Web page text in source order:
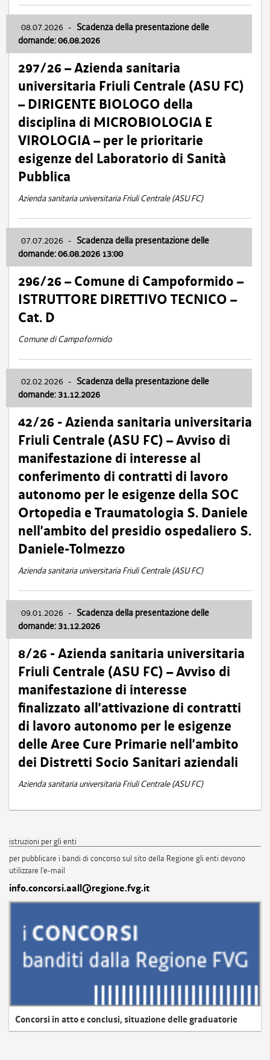
08.07.2026 - Scadenza della presentazione delle
domande: 06.08.2026
297/26 – Azienda sanitaria
universitaria Friuli Centrale (ASU FC)
– DIRIGENTE BIOLOGO della
disciplina di MICROBIOLOGIA E
VIROLOGIA – per le prioritarie
esigenze del Laboratorio di Sanità
Pubblica
Azienda sanitaria universitaria Friuli Centrale (ASU FC)
07.07.2026 - Scadenza della presentazione delle
domande: 06.08.2026 13:00
296/26 – Comune di Campoformido –
ISTRUTTORE DIRETTIVO TECNICO –
Cat. D
Comune di Campoformido
02.02.2026 - Scadenza della presentazione delle
domande: 31.12.2026
42/26 - Azienda sanitaria universitaria
Friuli Centrale (ASU FC) – Avviso di
manifestazione di interesse al
conferimento di contratti di lavoro
autonomo per le esigenze della SOC
Ortopedia e Traumatologia S. Daniele
nell’ambito del presidio ospedaliero S.
Daniele-Tolmezzo
Azienda sanitaria universitaria Friuli Centrale (ASU FC)
09.01.2026 - Scadenza della presentazione delle
domande: 31.12.2026
8/26 - Azienda sanitaria universitaria
Friuli Centrale (ASU FC) – Avviso di
manifestazione di interesse
finalizzato all’attivazione di contratti
di lavoro autonomo per le esigenze
delle Aree Cure Primarie nell’ambito
dei Distretti Socio Sanitari aziendali
Azienda sanitaria universitaria Friuli Centrale (ASU FC)
istruzioni per gli enti
per pubblicare i bandi di concorso sul sito della Regione gli enti devono
utilizzare l'e-mail
info.concorsi.aall@regione.fvg.it
Concorsi in atto e conclusi, situazione delle graduatorie